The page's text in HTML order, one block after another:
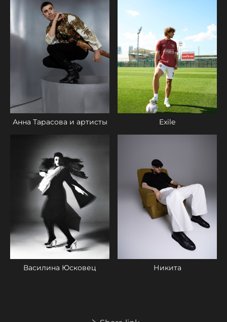
Анна Тарасова и артисты Exile
Василина Юсковец Никита